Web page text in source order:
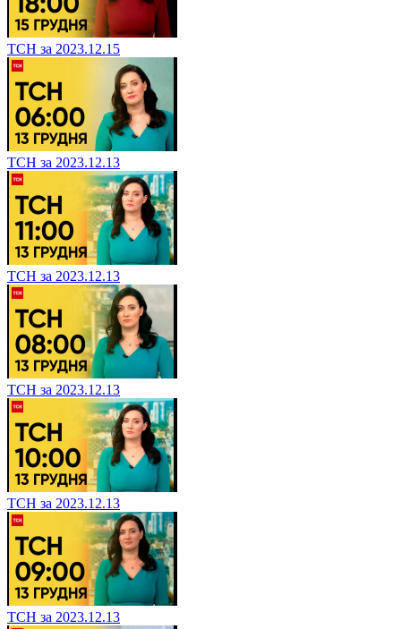
ТСН за 2023.12.15
ТСН за 2023.12.13
ТСН за 2023.12.13
ТСН за 2023.12.13
ТСН за 2023.12.13
ТСН за 2023.12.13